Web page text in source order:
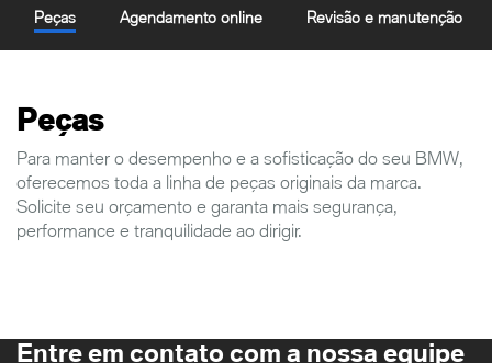
Agendamento online Revisão e manutenção
Peças
Peças
Para manter o desempenho e a sofisticação do seu BMW,
oferecemos toda a linha de peças originais da marca.
Solicite seu orçamento e garanta mais segurança,
performance e tranquilidade ao dirigir.
Entre em contato com a nossa equipe